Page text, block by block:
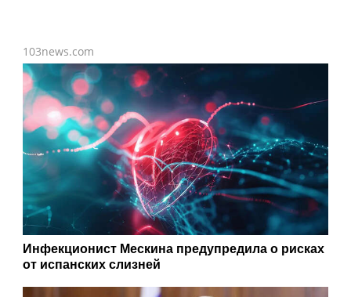
103news.com
Инфекционист Мескина предупредила о рисках
от испанских слизней